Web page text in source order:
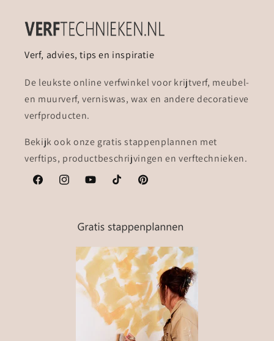
Verf, advies, tips en inspiratie
De leukste online verfwinkel voor krijtverf, meubel-
en muurverf, verniswas, wax en andere decoratieve
verfproducten.
Bekijk ook onze gratis stappenplannen met
verftips, productbeschrijvingen en verftechnieken.
FacebookInstagramYouTubeTikTok Pinterest